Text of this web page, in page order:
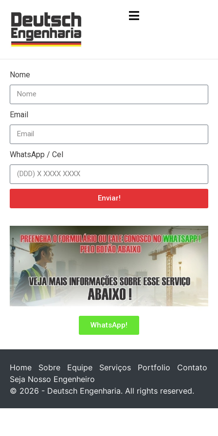
Nome
Email
WhatsApp / Cel
Enviar!
WhatsApp!
Home Sobre Equipe Serviços Portfolio
Contato
Seja Nosso Engenheiro
© 2026 - Deutsch Engenharia. All rights reserved.